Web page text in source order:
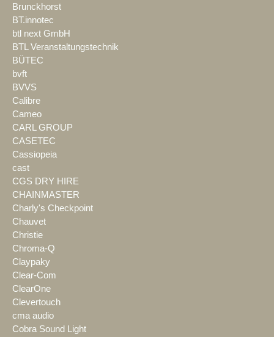
Brunckhorst
BT.innotec
btl next GmbH
BTL Veranstaltungstechnik
BÜTEC
bvft
BVVS
Calibre
Cameo
CARL GROUP
CASETEC
Cassiopeia
cast
CGS DRY HIRE
CHAINMASTER
Charly's Checkpoint
Chauvet
Christie
Chroma-Q
Claypaky
Clear-Com
ClearOne
Clevertouch
cma audio
Cobra Sound Light